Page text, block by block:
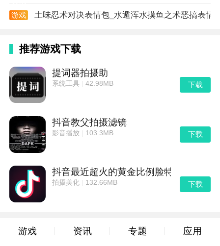
游戏
土味忍术对决表情包_水遁浑水摸鱼之术恶搞表情
推荐游戏下载
提词器拍摄助
系统工具| 42.98MB 下载
抖音教父拍摄滤镜
影音播放 103.3MB 下载
抖音最近超火的黄金比例脸特效拍摄
拍摄美化| 132.66MB 下载
游戏 资讯 专题 应用